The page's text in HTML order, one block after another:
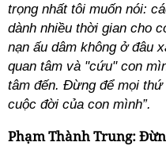
trọng nhất tôi muốn nói:
dành nhiều thời gian cho
nạn ấu dâm không ở đâu
quan tâm và "cứu" con
tâm đến. Đừng để mọi
cuộc đời của con mình”.
Phạm Thành Trung: